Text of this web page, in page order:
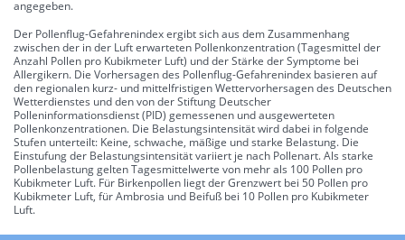
angegeben.
Der Pollenflug-Gefahrenindex ergibt sich aus dem Zusammenhang
zwischen der in der Luft erwarteten Pollenkonzentration (Tagesmittel der
Anzahl Pollen pro Kubikmeter Luft) und der Stärke der Symptome bei
Allergikern. Die Vorhersagen des Pollenflug-Gefahrenindex basieren auf
den regionalen kurz- und mittelfristigen Wettervorhersagen des Deutschen
Wetterdienstes und den von der Stiftung Deutscher
Polleninformationsdienst (PID) gemessenen und ausgewerteten
Pollenkonzentrationen. Die Belastungsintensität wird dabei in folgende
Stufen unterteilt: Keine, schwache, mäßige und starke Belastung. Die
Einstufung der Belastungsintensität variiert je nach Pollenart. Als starke
Pollenbelastung gelten Tagesmittelwerte von mehr als 100 Pollen pro
Kubikmeter Luft. Für Birkenpollen liegt der Grenzwert bei 50 Pollen pro
Kubikmeter Luft, für Ambrosia und Beifuß bei 10 Pollen pro Kubikmeter
Luft.